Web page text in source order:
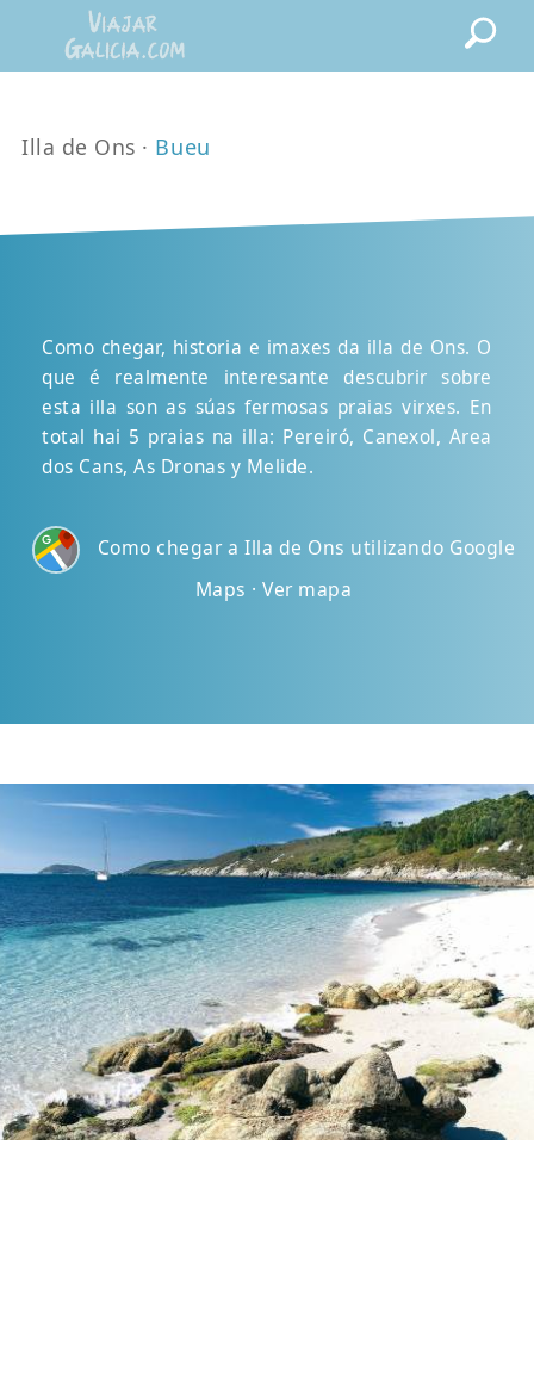
Illa de Ons · Bueu
Como chegar, historia e imaxes da illa de Ons. O
que é realmente interesante descubrir sobre
esta illa son as súas fermosas praias virxes. En
total hai 5 praias na illa: Pereiró, Canexol, Area
dos Cans, As Dronas y Melide.
Como chegar a Illa de Ons utilizando Google
Maps · Ver mapa